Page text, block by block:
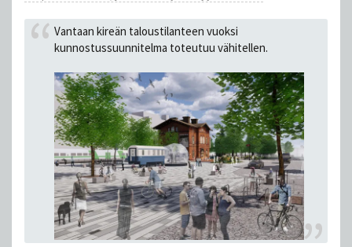
Vantaan kireän taloustilanteen vuoksi
kunnostussuunnitelma toteutuu vähitellen.